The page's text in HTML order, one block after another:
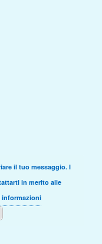
il tuo messaggio. I
in merito alle
informazioni